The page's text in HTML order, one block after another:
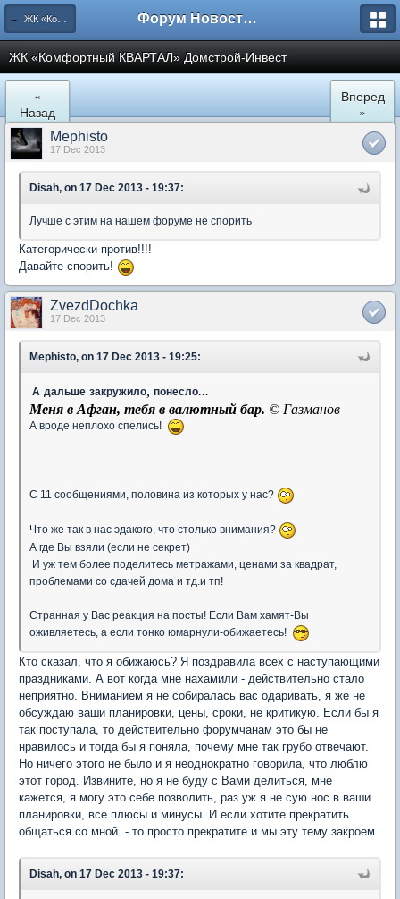
← ЖК «Комфортный КВАРТАЛ» Форум Новостройки
ЖК «Комфортный КВАРТАЛ» Домстрой-Инвест
«
Назад
Вперед
»
Mephisto
17 Dec 2013
Disah, on 17 Dec 2013 - 19:37:
Лучше с этим на нашем форуме не спорить
Категорически против!!!!
Давайте спорить!
ZvezdDochka
17 Dec 2013
Mephisto, on 17 Dec 2013 - 19:25:
А дальше закружило понесло...
Меня в Афган, тебя в валютный бар. © Газманов
А вроде неплохо спелись!
С 11 сообщениями, половина из которых у нас?
Что же так в нас эдакого, что столько внимания?
А где Вы взяли (если не секрет)
И уж тем более поделитесь метражами, ценами за квадрат,
проблемами со сдачей дома и тд.и тп!
Странная у Вас реакция на посты! Если Вам хамят-Вы
оживляетесь, а если тонко юмарнули-обижаетесь!
Кто сказал, что я обижаюсь? Я поздравила всех с наступающими
праздниками. А вот когда мне нахамили - действительно стало
неприятно. Вниманием я не собиралась вас одаривать, я же не
обсуждаю ваши планировки, цены, сроки, не критикую. Если бы я
так поступала, то действительно форумчанам это бы не
нравилось и тогда бы я поняла, почему мне так грубо отвечают.
Но ничего этого не было и я неоднократно говорила, что люблю
этот город. Извините, но я не буду с Вами делиться, мне
кажется, я могу это себе позволить, раз уж я не сую нос в ваши
планировки, все плюсы и минусы. И если хотите прекратить
общаться со мной - то просто прекратите и мы эту тему закроем.
Disah, on 17 Dec 2013 - 19:37: